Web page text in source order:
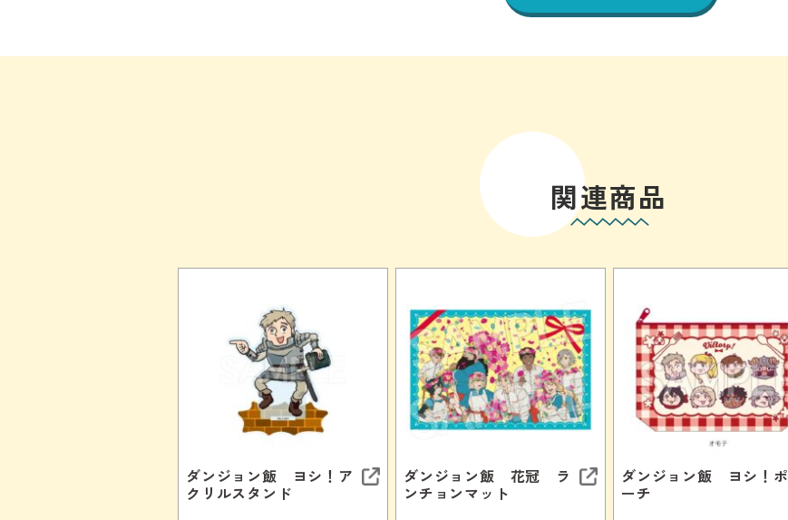
関連商品
ダンジョン飯 ヨシ！ア
クリルスタンド
ダンジョン飯 花冠 ラ
ンチョンマット
ダンジョン飯 ヨシ！ポ
ーチ